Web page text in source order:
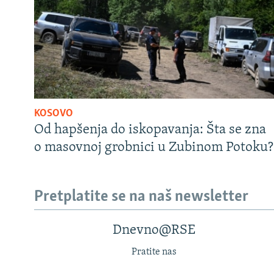
KOSOVO
Od hapšenja do iskopavanja: Šta se zna
o masovnoj grobnici u Zubinom Potoku?
Pretplatite se na naš newsletter
Dnevno@RSE
Pratite nas